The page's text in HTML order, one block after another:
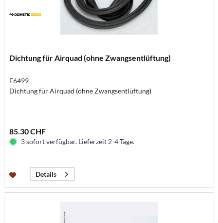
Dichtung für Airquad (ohne Zwangsentlüftung)
E6499
Dichtung für Airquad (ohne Zwangsentlüftung)
85.30 CHF
3 sofort verfügbar. Lieferzeit 2-4 Tage.
Details